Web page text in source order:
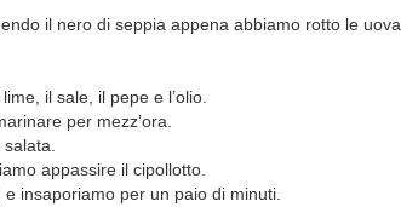
il nero di seppia appena abbiamo rotto le uova
il sale, il pepe e l’olio.
per mezz’ora.
appassire il cipollotto.
insaporiamo per un paio di minuti.